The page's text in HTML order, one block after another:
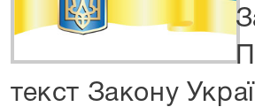
текст Закону